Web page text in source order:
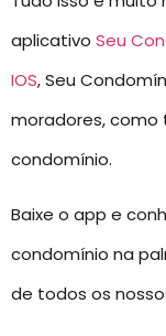
aplicativo Seu
IOS, Seu
moradores, como
condomínio.
Baixe o app e
condomínio na
de todos os